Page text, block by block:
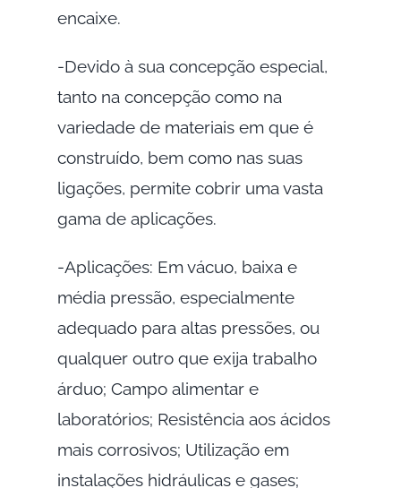
encaixe.
-Devido à sua concepção especial,
tanto na concepção como na
variedade de materiais em que é
construído, bem como nas suas
ligações, permite cobrir uma vasta
gama de aplicações.
-Aplicações: Em vácuo, baixa e
média pressão, especialmente
adequado para altas pressões, ou
qualquer outro que exija trabalho
árduo; Campo alimentar e
laboratórios; Resistência aos ácidos
mais corrosivos; Utilização em
instalações hidráulicas e gases;